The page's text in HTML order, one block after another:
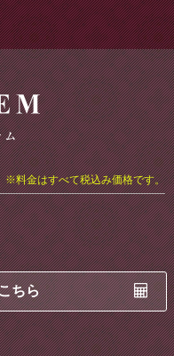
※料金はすべて税込み価格です。
ちら